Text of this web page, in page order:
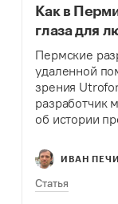
Как в
глаза для
Пермские
удаленной
зрения
разработчик
об истории
ИВАН
Статья